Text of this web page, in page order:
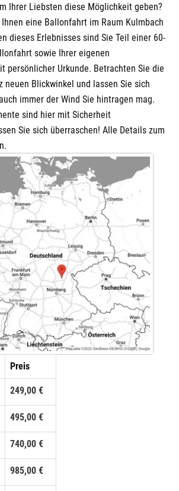
Ihrer Liebsten diese Möglichkeit geben?
eine Ballonfahrt im Raum Kulmbach
dieses Erlebnisses sind Sie Teil einer 60-
sowie Ihrer eigenen
persönlicher Urkunde. Betrachten Sie die
neuen Blickwinkel und lassen Sie sich
immer der Wind Sie hintragen mag.
sind hier mit Sicherheit
Sie sich überraschen! Alle Details zum
Preis
249,00 €
495,00 €
740,00 €
985,00 €